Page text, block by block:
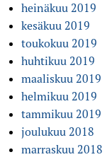
heinäkuu 2019
kesäkuu 2019
toukokuu 2019
huhtikuu 2019
maaliskuu 2019
helmikuu 2019
tammikuu 2019
joulukuu 2018
marraskuu 2018